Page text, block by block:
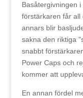
Basåtergivningen
förstärkaren får all
annars blir
sakna den riktiga
snabbt
Power Caps och
kommer att
En annan fördel